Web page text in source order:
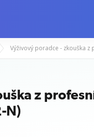
znalosti
z
N)